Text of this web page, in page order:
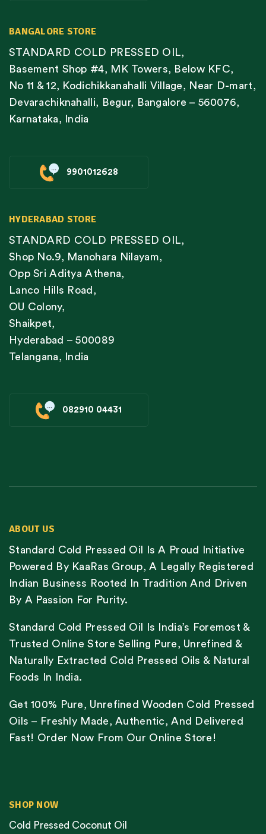
BANGALORE STORE
STANDARD COLD PRESSED OIL,
Basement Shop #4, MK Towers, Below KFC,
No 11 & 12, Kodichikkanahalli Village, Near D-mart,
Devarachiknahalli, Begur, Bangalore – 560076,
Karnataka, India
9901012628
HYDERABAD STORE
STANDARD COLD PRESSED OIL,
Shop No.9, Manohara Nilayam,
Opp Sri Aditya Athena,
Lanco Hills Road,
OU Colony,
Shaikpet,
Hyderabad – 500089
Telangana, India
082910 04431
ABOUT US
Standard Cold Pressed Oil Is A Proud Initiative
Powered By KaaRas Group, A Legally Registered
Indian Business Rooted In Tradition And Driven
By A Passion For Purity.
Standard Cold Pressed Oil Is India’s Foremost &
Trusted Online Store Selling Pure, Unrefined &
Naturally Extracted Cold Pressed Oils & Natural
Foods In India.
Get 100% Pure, Unrefined Wooden Cold Pressed
Oils – Freshly Made, Authentic, And Delivered
Fast! Order Now From Our Online Store!
SHOP NOW
Cold Pressed Coconut Oil